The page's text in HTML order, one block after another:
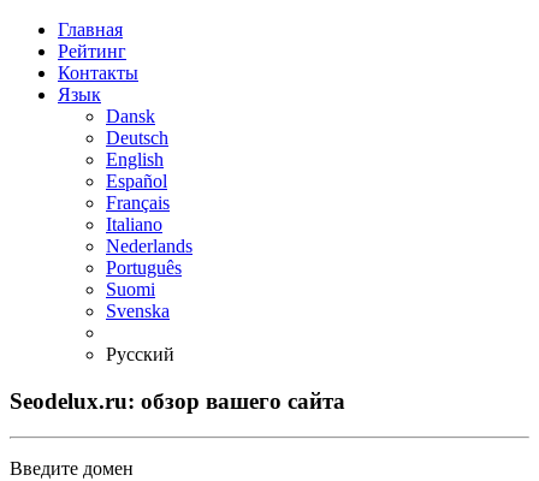
Главная
Рейтинг
Контакты
Язык
Dansk
Deutsch
English
Español
Français
Italiano
Nederlands
Português
Suomi
Svenska
Русский
Seodelux.ru: обзор вашего сайта
Введите домен